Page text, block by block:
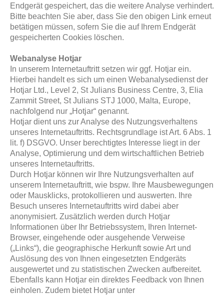
Endgerät gespeichert, das die weitere Analyse verhindert.
Bitte beachten Sie aber, dass Sie den obigen Link erneut
betätigen müssen, sofern Sie die auf Ihrem Endgerät
gespeicherten Cookies löschen.
Webanalyse Hotjar
In unserem Internetauftritt setzen wir ggf. Hotjar ein.
Hierbei handelt es sich um einen Webanalysedienst der
Hotjar Ltd., Level 2, St Julians Business Centre, 3, Elia
Zammit Street, St Julians STJ 1000, Malta, Europe,
nachfolgend nur „Hotjar“ genannt.
Hotjar dient uns zur Analyse des Nutzungsverhaltens
unseres Internetauftritts. Rechtsgrundlage ist Art. 6 Abs. 1
lit. f) DSGVO. Unser berechtigtes Interesse liegt in der
Analyse, Optimierung und dem wirtschaftlichen Betrieb
unseres Internetauftritts.
Durch Hotjar können wir Ihre Nutzungsverhalten auf
unserem Internetauftritt, wie bspw. Ihre Mausbewegungen
oder Mausklicks, protokollieren und auswerten. Ihre
Besuch unseres Internetauftritts wird dabei aber
anonymisiert. Zusätzlich werden durch Hotjar
Informationen über Ihr Betriebssystem, Ihren Internet-
Browser, eingehende oder ausgehende Verweise
(„Links“), die geographische Herkunft sowie Art und
Auslösung des von Ihnen eingesetzten Endgeräts
ausgewertet und zu statistischen Zwecken aufbereitet.
Ebenfalls kann Hotjar ein direktes Feedback von Ihnen
einholen. Zudem bietet Hotjar unter